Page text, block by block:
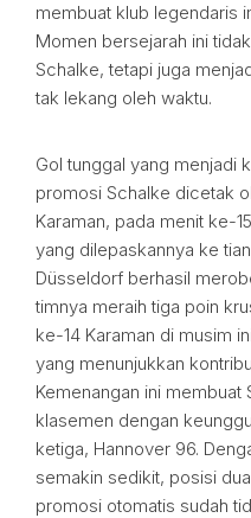
membuat klub legendaris
Momen bersejarah ini
Schalke, tetapi juga
tak lekang oleh waktu.
Gol tunggal yang menjadi
promosi Schalke dicetak
Karaman, pada menit ke-
yang dilepaskannya ke
Düsseldorf berhasil
timnya meraih tiga poin
ke-14 Karaman di musim
yang menunjukkan
Kemenangan ini
klasemen dengan
ketiga, Hannover 96.
semakin sedikit, posisi
promosi otomatis sudah